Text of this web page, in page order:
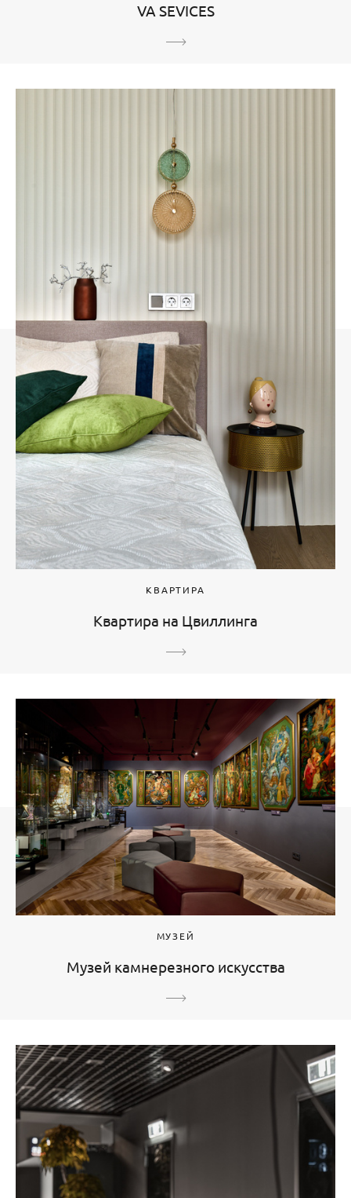
VA SEVICES
КВАРТИРА
Квартира на Цвиллинга
МУЗЕЙ
Музей камнерезного искусства